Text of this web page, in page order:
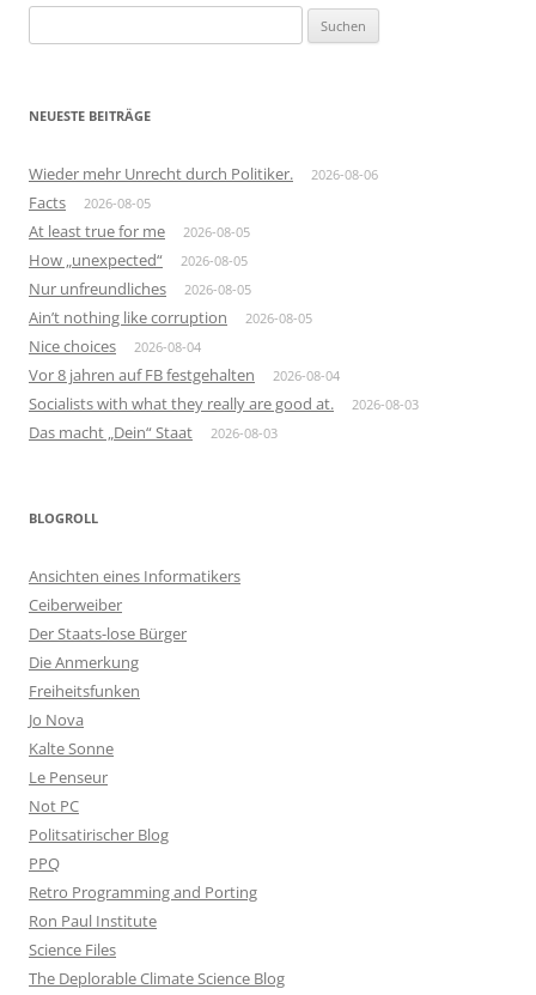
nach:
NEUESTE BEITRÄGE
Wieder mehr Unrecht durch Politiker. 2026-08-06
Facts 2026-08-05
At least true for me 2026-08-05
How „unexpected“ 2026-08-05
Nur unfreundliches 2026-08-05
Ain’t nothing like corruption 2026-08-05
Nice choices 2026-08-04
Vor 8 jahren auf FB festgehalten 2026-08-04
Socialists with what they really are good at. 2026-08-03
Das macht „Dein“ Staat 2026-08-03
BLOGROLL
Ansichten eines Informatikers
Ceiberweiber
Der Staats-lose Bürger
Die Anmerkung
Freiheitsfunken
Jo Nova
Kalte Sonne
Le Penseur
Not PC
Politsatirischer Blog
PPQ
Retro Programming and Porting
Ron Paul Institute
Science Files
The Deplorable Climate Science Blog